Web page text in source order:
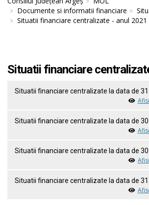
Documente si informatii financiare
Situatii financiare centralizate - anul 2021
Situatii financiare
Situatii financiare centralizate la data de
Situatii financiare centralizate la data de
Situatii financiare centralizate la data de
Situatii financiare centralizate la data de